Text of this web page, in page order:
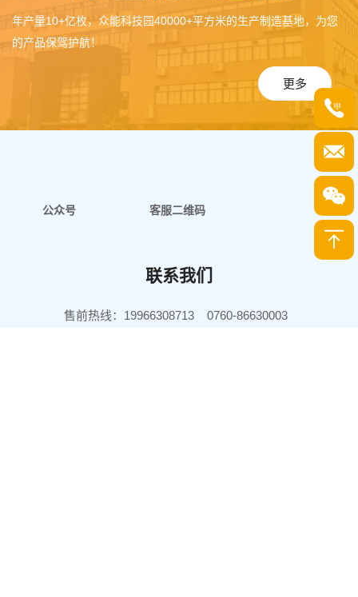
年产量10+亿枚，众能科技园40000+平方米的生产制造基地，为您
的产品保驾护航！
更多
公众号 客服二维码
联系我们
售前热线：19966308713 0760-86630003